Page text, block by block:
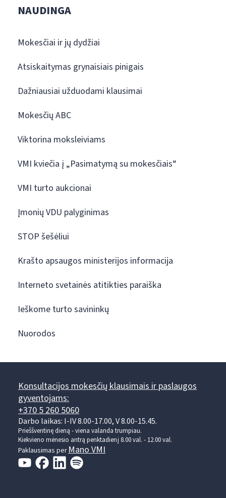
NAUDINGA
Mokesčiai ir jų dydžiai
Atsiskaitymas grynaisiais pinigais
Dažniausiai užduodami klausimai
Mokesčių ABC
Viktorina moksleiviams
VMI kviečia į „Pasimatymą su mokesčiais“
VMI turto aukcionai
Įmonių VDU palyginimas
STOP šešėliui
Krašto apsaugos ministerijos informacija
Interneto svetainės atitikties paraiška
Ieškome turto savininkų
Nuorodos
Konsultacijos mokesčių klausimais ir paslaugos
gyventojams:
+370 5 260 5060
Darbo laikas: I-IV 8.00-17.00, V 8.00-15.45.
Prieššventinę dieną - viena valanda trumpiau.
Kiekvieno mėnesio antrą penktadienį 8.00 val. - 12.00 val.
Paklausimas perMano VMI